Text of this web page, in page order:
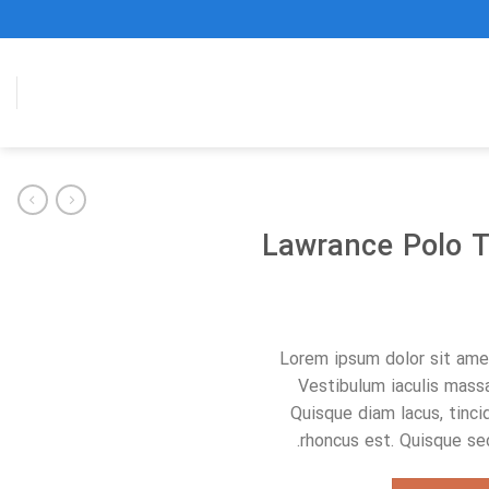
Lawrance Polo
Lorem ipsum dolor sit
Vestibulum iaculis
Quisque diam lacus,
rhoncus est. Quisque